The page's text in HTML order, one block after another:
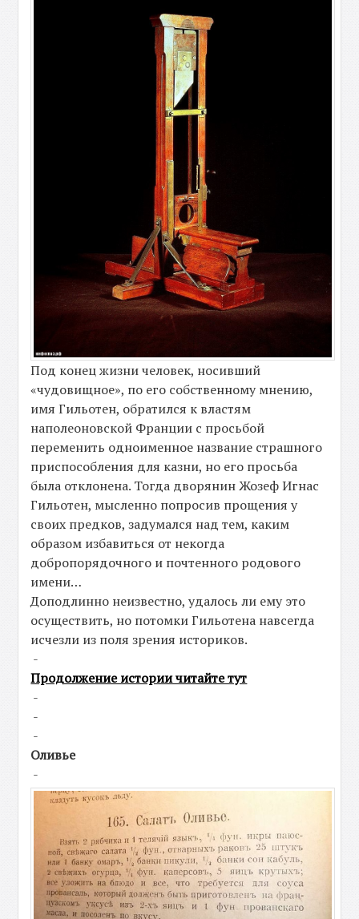
Под конец жизни человек, носивший
«чудовищное», по его собственному мнению,
имя Гильотен, обратился к властям
наполеоновской Франции с просьбой
переменить одноименное название страшного
приспособления для казни, но его просьба
была отклонена. Тогда дворянин Жозеф Игнас
Гильотен, мысленно попросив прощения у
своих предков, задумался над тем, каким
образом избавиться от некогда
добропорядочного и почтенного родового
имени…
Доподлинно неизвестно, удалось ли ему это
осуществить, но потомки Гильотена навсегда
исчезли из поля зрения историков.
-
Продолжение истории читайте тут
-
-
-
Оливье
-